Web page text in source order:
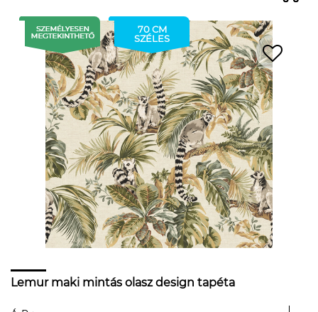
70 CM
SZÉLES
Lemur maki mintás olasz design tapéta